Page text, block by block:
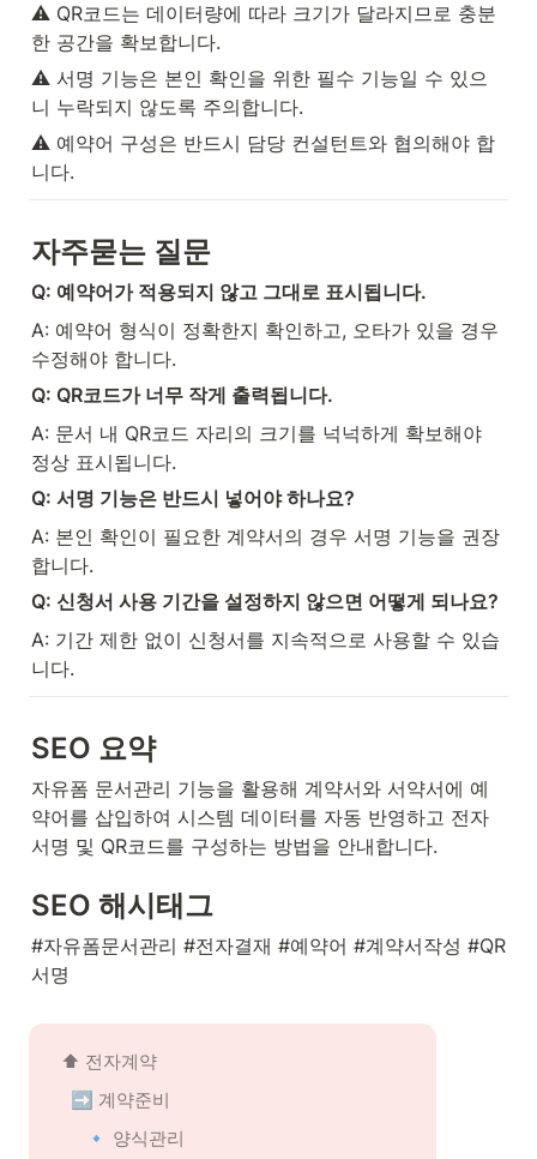
⚠️ QR코드는 데이터량에 따라 크기가 달라지므로 충분
한 공간을 확보합니다.
⚠️ 서명 기능은 본인 확인을 위한 필수 기능일 수 있으
니 누락되지 않도록 주의합니다.
⚠️ 예약어 구성은 반드시 담당 컨설턴트와 협의해야 합
니다.
자주묻는 질문
Q: 예약어가 적용되지 않고 그대로 표시됩니다.
A: 예약어 형식이 정확한지 확인하고, 오타가 있을 경우
수정해야 합니다.
Q: QR코드가 너무 작게 출력됩니다.
A: 문서 내 QR코드 자리의 크기를 넉넉하게 확보해야
정상 표시됩니다.
Q: 서명 기능은 반드시 넣어야 하나요?
A: 본인 확인이 필요한 계약서의 경우 서명 기능을 권장
합니다.
Q: 신청서 사용 기간을 설정하지 않으면 어떻게 되나요?
A: 기간 제한 없이 신청서를 지속적으로 사용할 수 있습
니다.
SEO 요약
자유폼 문서관리 기능을 활용해 계약서와 서약서에 예
약어를 삽입하여 시스템 데이터를 자동 반영하고 전자
서명 및 QR코드를 구성하는 방법을 안내합니다.
SEO 해시태그
#자유폼문서관리 #전자결재 #예약어 #계약서작성 #QR
서명
⬆️ 전자계약
➡️ 계약준비
🔹 양식관리